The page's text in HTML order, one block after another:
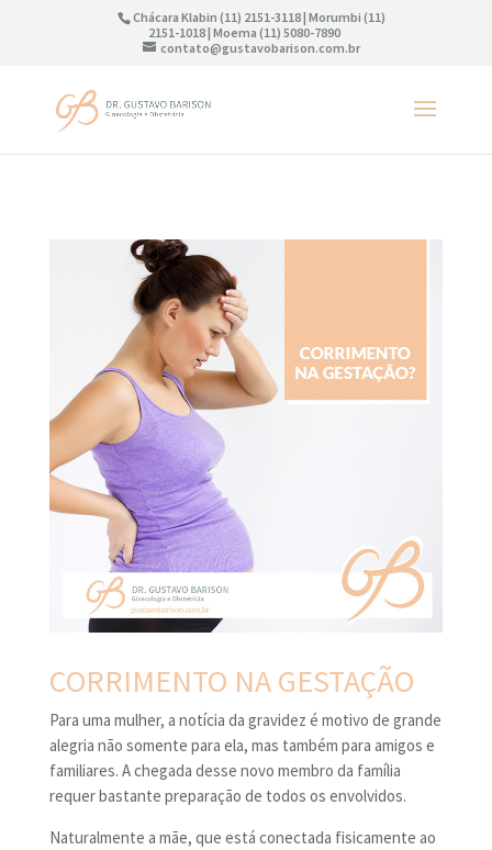
Chácara Klabin (11) 2151-3118 | Morumbi (11)
2151-1018 | Moema (11) 5080-7890
contato@gustavobarison.com.br
CORRIMENTO NA GESTAÇÃO
Para uma mulher, a notícia da gravidez é motivo de grande
alegria não somente para ela, mas também para amigos e
familiares. A chegada desse novo membro da família
requer bastante preparação de todos os envolvidos.
Naturalmente a mãe, que está conectada fisicamente ao